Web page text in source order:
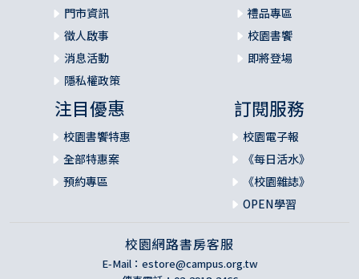
門市資訊
徵人啟事
消息活動
隱私權政策
禮品專區
校園書饗
即將登場
注目優惠
校園書饗特惠
全部特惠案
預約專區
訂閱服務
校園電子報
《每日活水》
《校園雜誌》
OPEN學習
校園網路書房客服
E-Mail： estore@campus.org.tw